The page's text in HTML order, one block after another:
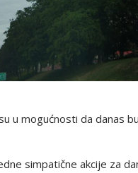
u mogućnosti da danas
simpatične akcije za